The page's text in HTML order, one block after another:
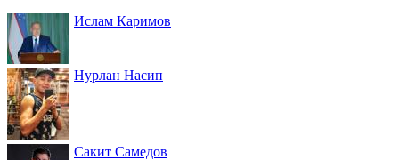
Ислам Каримов
Нурлан Насип
Сакит Самедов